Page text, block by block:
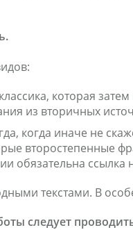
которая
из вторичных
когда иначе не
второстепенные
обязательна ссылка
текстами. В
следует